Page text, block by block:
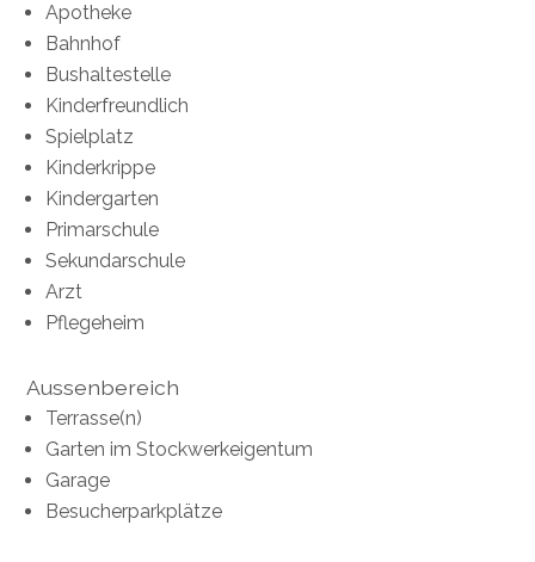
Apotheke
Bahnhof
Bushaltestelle
Kinderfreundlich
Spielplatz
Kinderkrippe
Kindergarten
Primarschule
Sekundarschule
Arzt
Pflegeheim
Aussenbereich
Terrasse(n)
Garten im Stockwerkeigentum
Garage
Besucherparkplätze